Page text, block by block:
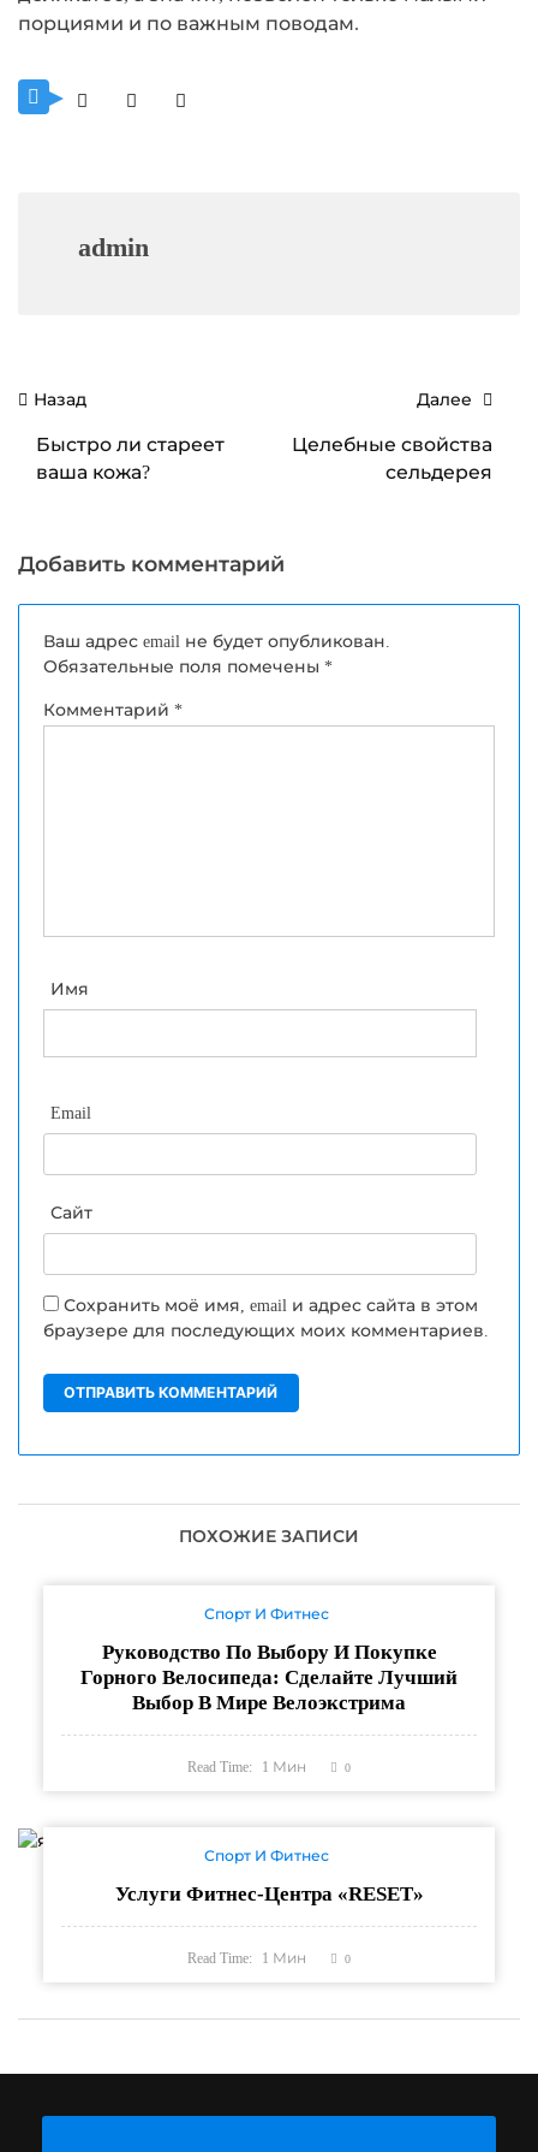
порциями и по важным поводам.
admin
Навигация
записям
Назад
Быстро ли стареет
ваша кожа?
Далее
Целебные свойства
сельдерея
Добавить комментарий
Ваш адрес email не будет опубликован.
Обязательные поля помечены *
Комментарий *
Имя
Email
Сайт
Сохранить моё имя, email и адрес сайта в этом
браузере для последующих моих комментариев.
ПОХОЖИЕ ЗАПИСИ
Спорт И Фитнес
Руководство По Выбору И Покупке
Горного Велосипеда: Сделайте Лучший
Выбор В Мире Велоэкстрима
Read Time: 1 Мин 0
Спорт И Фитнес
Услуги Фитнес-Центра «RESET»
Read Time: 1 Мин 0